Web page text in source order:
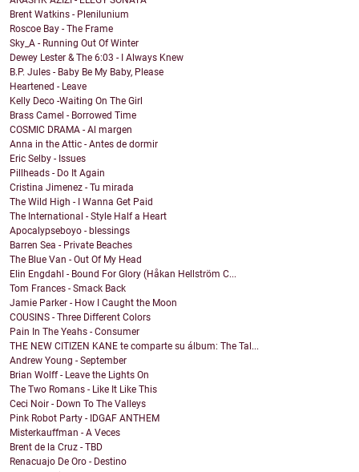
Brent Watkins - Plenilunium
Roscoe Bay - The Frame
Sky_A - Running Out Of Winter
Dewey Lester & The 6:03 - I Always Knew
B.P. Jules - Baby Be My Baby, Please
Heartened - Leave
Kelly Deco -Waiting On The Girl
Brass Camel - Borrowed Time
COSMIC DRAMA - Al margen
Anna in the Attic - Antes de dormir
Eric Selby - Issues
Pillheads - Do It Again
Cristina Jimenez - Tu mirada
The Wild High - I Wanna Get Paid
The International - Style Half a Heart
Apocalypseboyo - blessings
Barren Sea - Private Beaches
The Blue Van - Out Of My Head
Elin Engdahl - Bound For Glory (Håkan Hellström C...
Tom Frances - Smack Back
Jamie Parker - How I Caught the Moon
COUSINS - Three Different Colors
Pain In The Yeahs - Consumer
THE NEW CITIZEN KANE te comparte su álbum: The Tal...
Andrew Young - September
Brian Wolff - Leave the Lights On
The Two Romans - Like It Like This
Ceci Noir - Down To The Valleys
Pink Robot Party - IDGAF ANTHEM
Misterkauffman - A Veces
Brent de la Cruz - TBD
Renacuajo De Oro - Destino